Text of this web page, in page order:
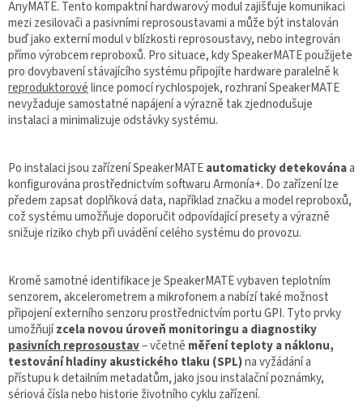
AnyMATE. Tento kompaktní hardwarový modul zajišťuje komunikaci
mezi zesilovači a pasivními reprosoustavami a může být instalován
buď jako externí modul v blízkosti reprosoustavy, nebo integrován
přímo výrobcem reproboxů. Pro situace, kdy SpeakerMATE použijete
pro dovybavení stávajícího systému připojíte hardware paralelně k
reproduktorovélince pomocí rychlospojek, rozhraní SpeakerMATE
nevyžaduje samostatné napájení a výrazně tak zjednodušuje
instalaci a minimalizuje odstávky systému.
Po instalaci jsou zařízení SpeakerMATEautomaticky detekovánaa
konfigurována prostřednictvím softwaru Armonía+. Do zařízení lze
předem zapsat doplňková data, například značku a model reproboxů,
což systému umožňuje doporučit odpovídající presety a výrazně
snižuje riziko chyb při uvádění celého systému do provozu.
Kromě samotné identifikace je SpeakerMATE vybaven teplotním
senzorem, akcelerometrem a mikrofonem a nabízí také možnost
připojení externího senzoru prostřednictvím portu GPI. Tyto prvky
umožňujízcela novou úroveň monitoringu a diagnostiky
pasivních reprosoustav– včetně měření teploty a náklonu,
testování hladiny akustického tlaku (SPL)na vyžádání a
přístupu k detailním metadatům, jako jsou instalační poznámky,
sériová čísla nebo historie životního cyklu zařízení.